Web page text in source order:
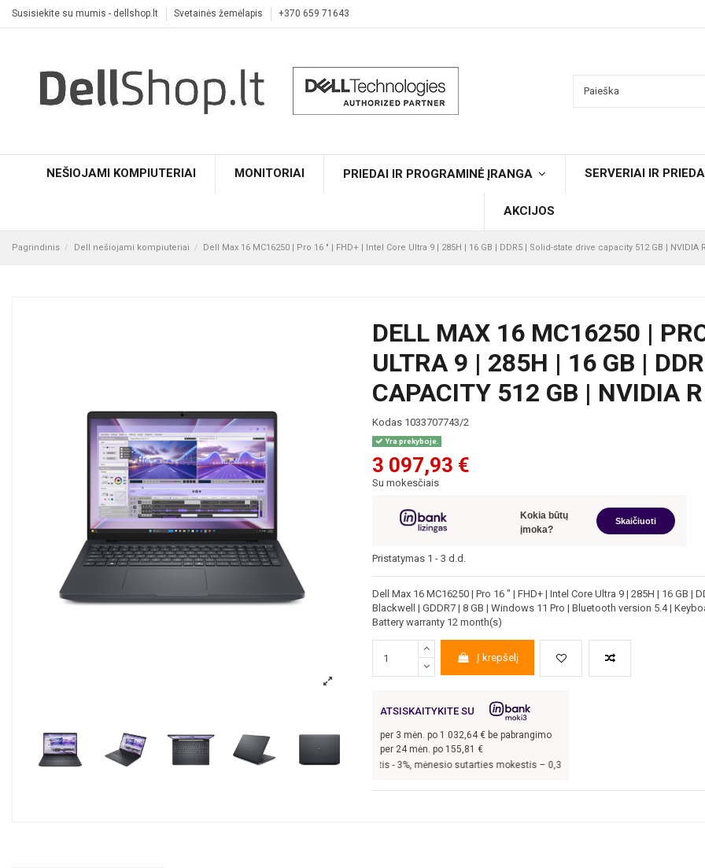
Susisiekite su mumis - dellshop.lt Svetainės žemėlapis +370 659 71643
NEŠIOJAMI KOMPIUTERIAI MONITORIAI PRIEDAI IR PROGRAMINĖ ĮRANGA SERVERIAI IR PRIEDAI
AKCIJOS
Pagrindinis Dell nešiojami kompiuteriai Dell Max 16 MC16250 | Pro 16 " | FHD+ | Intel Core Ultra 9 | 285H | 16 GB | DDR5 | Solid-state drive capacity 512 GB | NVIDIA R
DELL MAX 16 MC16250 |
ULTRA 9 | 285H | 16 GB |
CAPACITY 512 GB | NVIDIA R
Kodas 1033707743/2
Yra prekyboje.
3 097,93 €
Su mokesčiais
Kokia būtų
įmoka?
Skaičiuoti
Pristatymas 1 - 3 d.d.
Dell Max 16 MC16250 | Pro 16 " | FHD+ | Intel Core Ultra 9 | 285H | 16 GB |
Blackwell | GDDR7 | 8 GB | Windows 11 Pro | Bluetooth version 5.4 |
Battery warranty 12 month(s)
Į krepšelį
ATSISKAITYKITE SU
per 3 mėn. po 1 032,64€ be pabrangimo
per 24 mėn. po 155,81 €
mėn. terminui, metinė palūkanų norma –8,9%, sutarties sudarymo mokestis - %, mėnesio sutarties mokestis –0,33%, BVKKMN –